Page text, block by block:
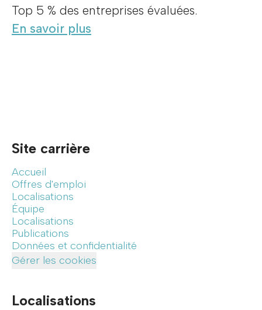
Top 5 % des entreprises évaluées.
En savoir plus
Site carrière
Accueil
Offres d'emploi
Localisations
Équipe
Localisations
Publications
Données et confidentialité
Gérer les cookies
Localisations